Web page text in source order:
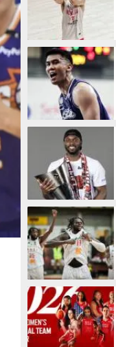
3 jam 11 menit lalu
4 jam 40 menit lalu
13 jam 58 menit lalu
14 jam 57 menit lalu